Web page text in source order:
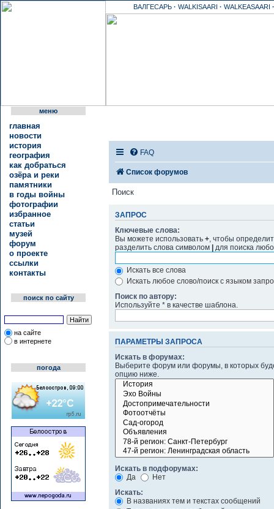
ВАЛГЕСАРЬ · WALKISAARI · WALKEASAARI ·
меню
главная
новости
история
география
как добраться
озёра и реки
памятники
в годы войны
фотографии
избранное
статьи
музей
форум
о проекте
ссылки
контакты
поиск по сайту
на сайте
в интернете
погода
FAQ
Список форумов
Поиск
ЗАПРОС
Ключевые слова:
Вы можете использовать +, чтобы
разделить слова символом
для поиска
Искать все слова
Искать любое слово/поиск с языком
Поиск по автору:
Используйте * в качестве шаблона.
ПАРАМЕТРЫ ЗАПРОСА
Искать в форумах:
Выберите форум или форумы, в которых
опцию ниже.
Искать в подфорумах:
Да
Нет
Искать:
В названиях тем и текстах сообщений